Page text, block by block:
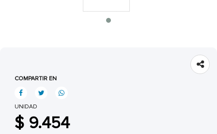
COMPARTIR EN
UNIDAD
$ 9.454